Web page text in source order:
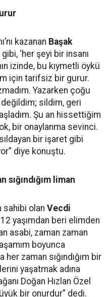
kazanan Başak
gibi, ‘her şeyi bir insanı
izinde, bu kıymetli öykü
için tarifsiz bir gurur.
Yazarken çoğu
sildim, geri
Şu an hissettiğim
bir onaylanma sevinci.
bir işaret gibi
diye konuştu.
sığındığım liman
sahibi olan Vecdi
yaşımdan beri elimden
asabi, zaman zaman
boyunca
zaman sığındığım bir
yaşatmak adına
Doğan Hızlan Özel
bir onurdur” dedi.